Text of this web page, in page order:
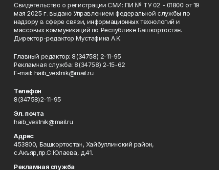
Свидетельство о регистрации СМИ: ПИ № ТУ 02 - 01800 от 19
мая 2025 г. выдано Управлением федеральной службы по
надзору в сфере связи, информационных технологий и
массовых коммуникаций по Республике Башкортостан.
Директор-редактор Мустафина А.К.
Главный редактор: 8(34758) 2-11-95
Рекламная служба: 8(34758) 2-15-62
Е-mаil: haib_vestnik@mail.ru
Телефон
8(34758)2-11-95
Эл. почта
haib_vestnik@mail.ru
Адрес
453800, Башкортостан, Хайбуллинский район,
с.Акъяр,пр.С.Юлаева, д.41.
Рекламная служба